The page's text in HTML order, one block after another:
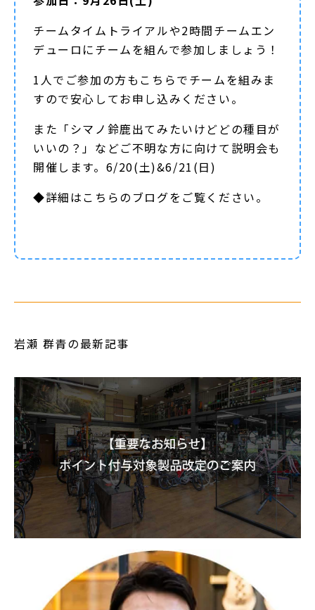
チームタイムトライアルや2時間チームエン
デューロにチームを組んで参加しましょう！
1人でご参加の方もこちらでチームを組みま
すので安心してお申し込みください。
また「シマノ鈴鹿出てみたいけどどの種目が
いいの？」などご不明な方に向けて説明会も
開催します。6/20(土)&6/21(日)
◆詳細はこちらのブログをご覧ください。
岩瀬 群青の最新記事